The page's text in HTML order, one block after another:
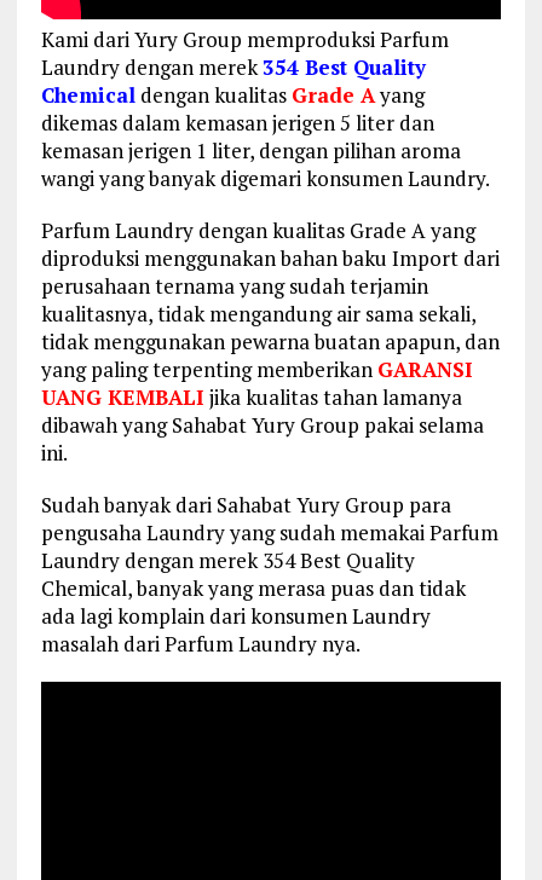
Kami dari Yury Group memproduksi Parfum
Laundry dengan merek354 Best Quality
Chemicaldengan kualitas Grade Ayang
dikemas dalam kemasan jerigen 5 liter dan
kemasan jerigen 1 liter, dengan pilihan aroma
wangi yang banyak digemari konsumen Laundry.
Parfum Laundry dengan kualitas Grade A yang
diproduksi menggunakan bahan baku Import dari
perusahaan ternama yang sudah terjamin
kualitasnya, tidak mengandung air sama sekali,
tidak menggunakan pewarna buatan apapun, dan
yang paling terpenting memberikan GARANSI
UANG KEMBALI jika kualitas tahan lamanya
dibawah yang Sahabat Yury Group pakai selama
ini.
Sudah banyak dari Sahabat Yury Group para
pengusaha Laundry yang sudah memakai Parfum
Laundry dengan merek 354 Best Quality
Chemical, banyak yang merasa puas dan tidak
ada lagi komplain dari konsumen Laundry
masalah dari Parfum Laundry nya.